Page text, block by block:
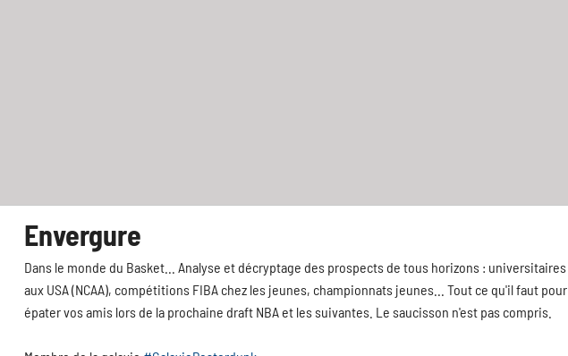
Envergure
Dans le monde du Basket... Analyse et décryptage des prospects de tous horizons : universitaires
aux USA (NCAA), compétitions FIBA chez les jeunes, championnats jeunes... Tout ce qu'il faut pour
épater vos amis lors de la prochaine draft NBA et les suivantes. Le saucisson n'est pas compris.